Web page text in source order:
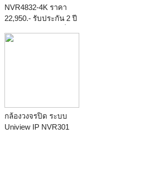
NVR4832-4K ราคา
22,950.- รับประกัน 2 ปี
กล้องวงจรปิด ระบบ
Uniview IP NVR301